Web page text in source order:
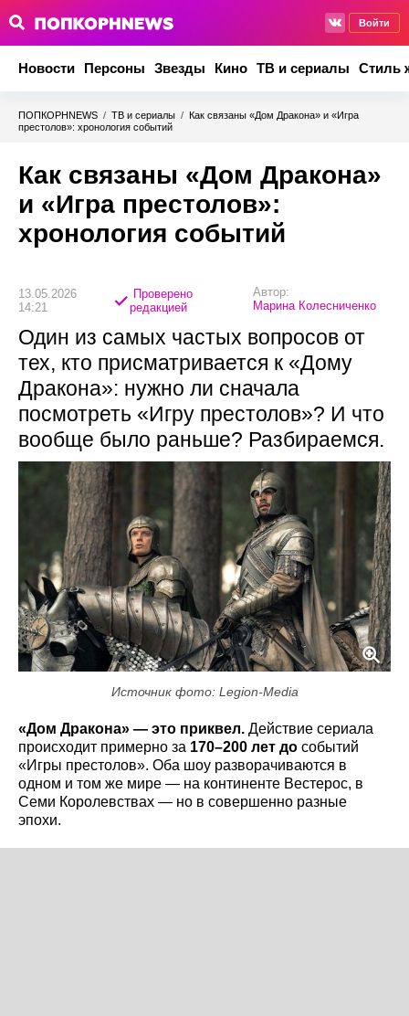
Войти
Новости Персоны Звезды Кино ТВ и сериалы Стиль
ПОПКОРНNEWS / ТВ и сериалы / Как связаны «Дом Дракона» и «Игра
престолов»: хронология событий
Как связаны «Дом Дракона»
и «Игра престолов»:
хронология событий
13.05.2026
14:21
Проверено
редакцией
Автор:
Марина Колесниченко
Один из самых частых вопросов от
тех, кто присматривается к «Дому
Дракона»: нужно ли сначала
посмотреть «Игру престолов»? И что
вообще было раньше? Разбираемся.
Источник фото: Legion-Media
«Дом Дракона» — это приквел. Действие сериала
происходит примерно за 170–200 лет до событий
«Игры престолов». Оба шоу разворачиваются в
одном и том же мире — на континенте Вестерос, в
Семи Королевствах — но в совершенно разные
эпохи.